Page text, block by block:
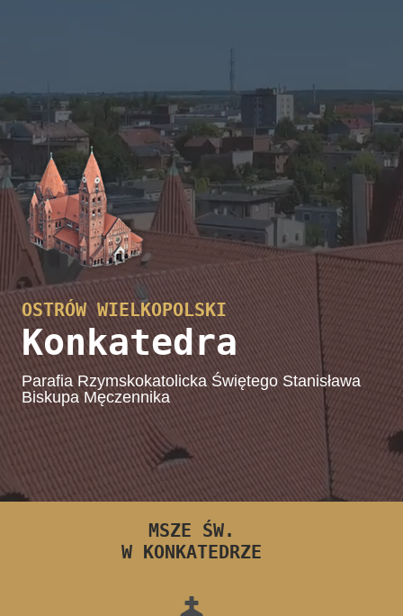
OSTRÓW WIELKOPOLSKI
Konkatedra
Parafia Rzymskokatolicka Świętego Stanisława
Biskupa Męczennika
MSZE ŚW.
W KONKATEDRZE